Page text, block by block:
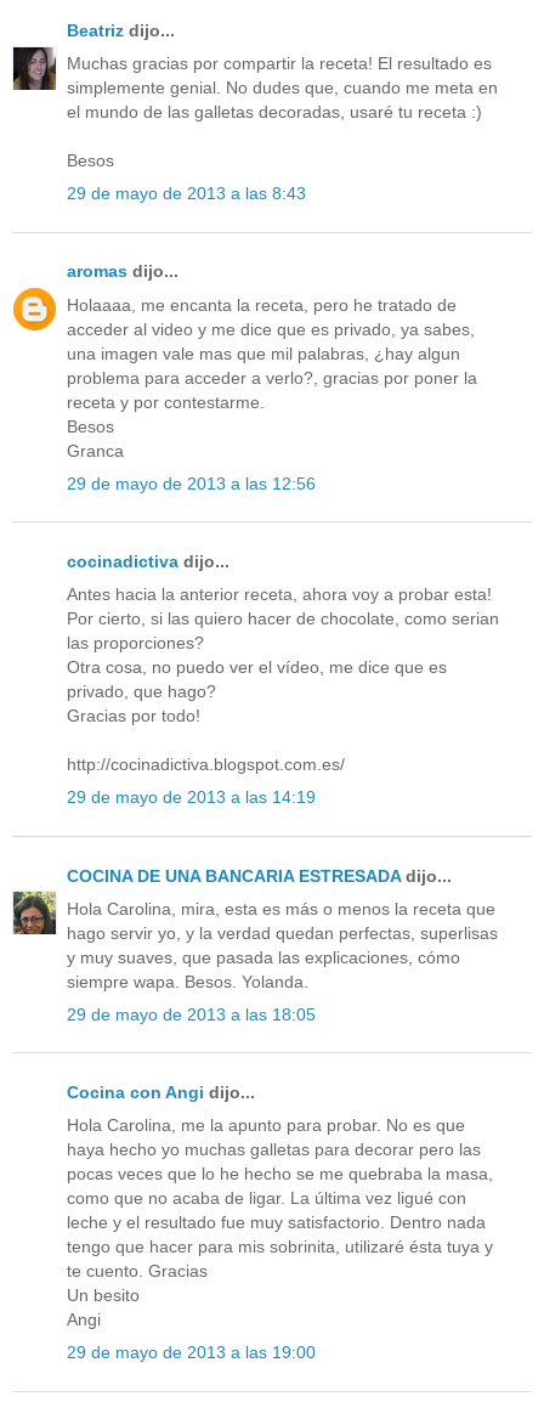
Beatriz dijo...
Muchas gracias por compartir la receta! El resultado es
simplemente genial. No dudes que, cuando me meta en
el mundo de las galletas decoradas, usaré tu receta :)
Besos
29 de mayo de 2013 a las 8:43
aromas dijo...
Holaaaa, me encanta la receta, pero he tratado de
acceder al video y me dice que es privado, ya sabes,
una imagen vale mas que mil palabras, ¿hay algun
problema para acceder a verlo?, gracias por poner la
receta y por contestarme.
Besos
Granca
29 de mayo de 2013 a las 12:56
cocinadictiva dijo...
Antes hacia la anterior receta, ahora voy a probar esta!
Por cierto, si las quiero hacer de chocolate, como serian
las proporciones?
Otra cosa, no puedo ver el vídeo, me dice que es
privado, que hago?
Gracias por todo!
http://cocinadictiva.blogspot.com.es/
29 de mayo de 2013 a las 14:19
COCINA DE UNA BANCARIA ESTRESADAdijo...
Hola Carolina, mira, esta es más o menos la receta que
hago servir yo, y la verdad quedan perfectas, superlisas
y muy suaves, que pasada las explicaciones, cómo
siempre wapa. Besos. Yolanda.
29 de mayo de 2013 a las 18:05
Cocina con Angi dijo...
Hola Carolina, me la apunto para probar. No es que
haya hecho yo muchas galletas para decorar pero las
pocas veces que lo he hecho se me quebraba la masa,
como que no acaba de ligar. La última vez ligué con
leche y el resultado fue muy satisfactorio. Dentro nada
tengo que hacer para mis sobrinita, utilizaré ésta tuya y
te cuento. Gracias
Un besito
Angi
29 de mayo de 2013 a las 19:00